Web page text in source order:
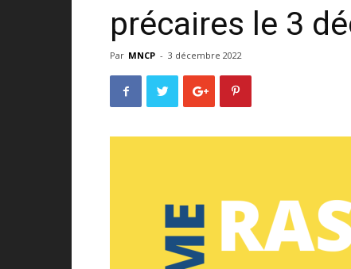
précaires le 3
Par MNCP - 3 décembre 2022